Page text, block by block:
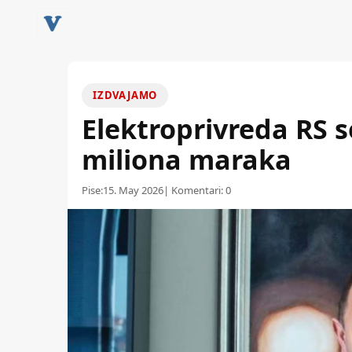
IZDVAJAMO
Elektroprivreda RS
miliona maraka
Pise:15. May 2026| Komentari:0